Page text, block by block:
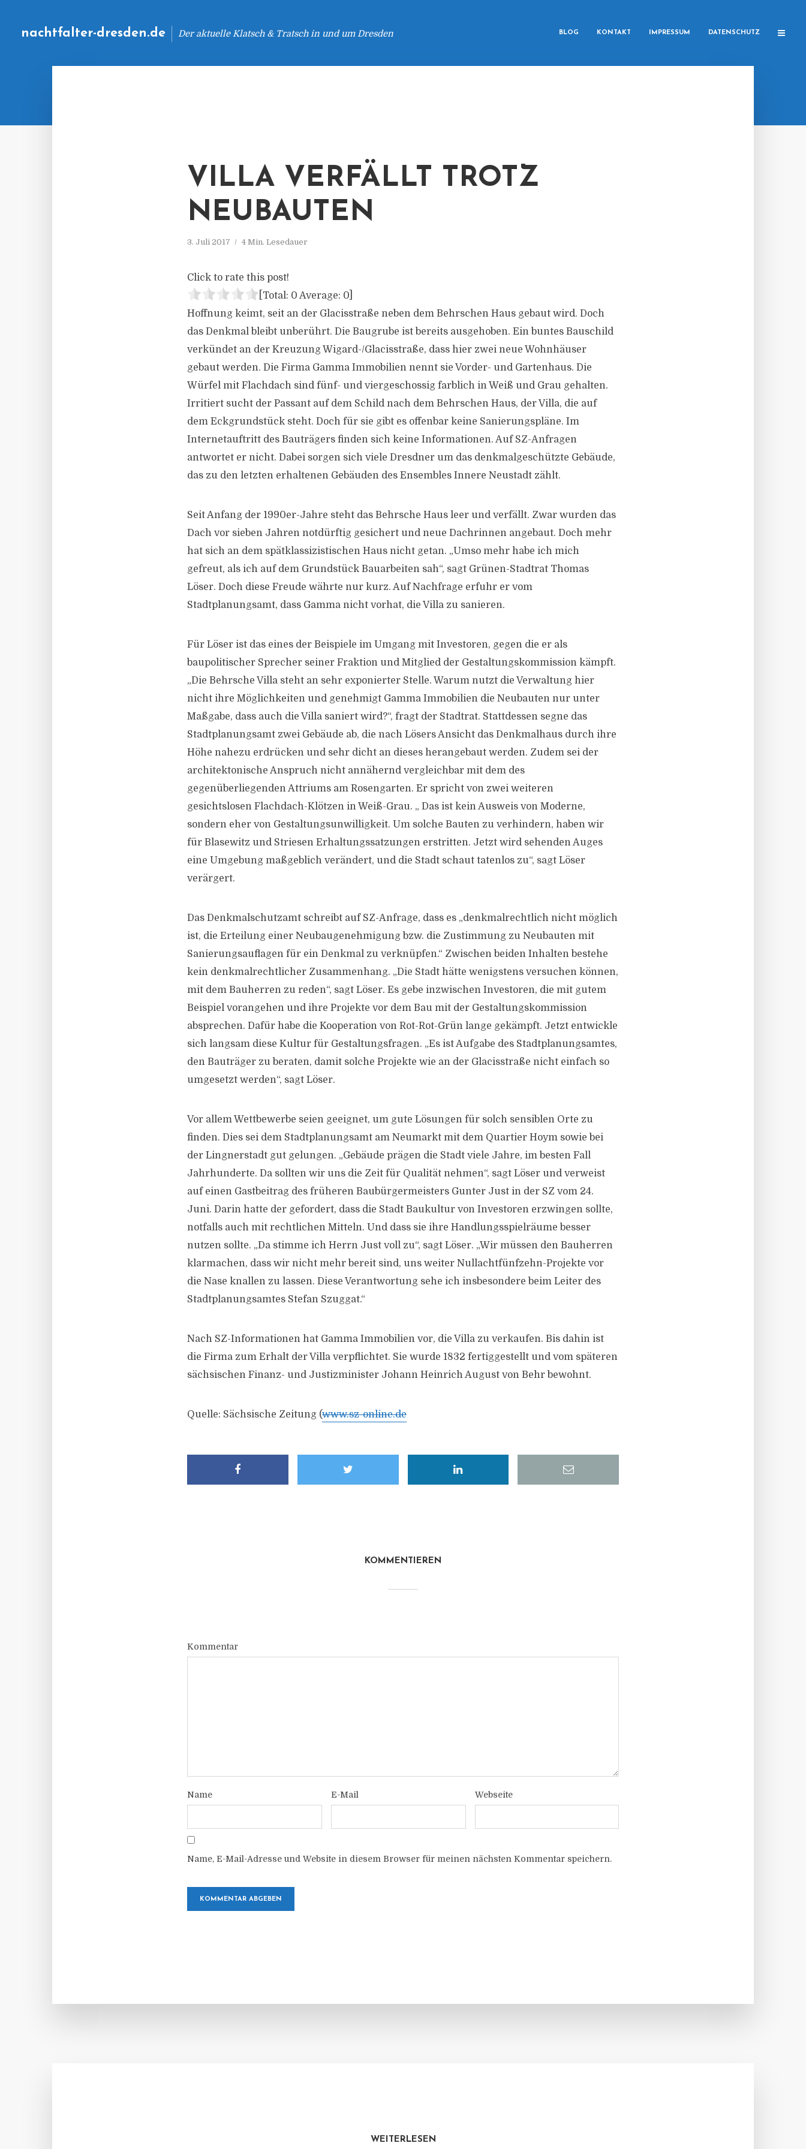
nachtfalter-dresden.de Der aktuelle Klatsch & Tratsch in und um Dresden BLOG KONTAKT IMPRESSUM DATENSCHUTZ
VILLA VERFÄLLT TROTZ
NEUBAUTEN
3. Juli 2017 4 Min. Lesedauer
Click to rate this post!
[Total: 0 Average: 0
Hoffnung keimt, seit an der Glacisstraße neben dem Behrschen Haus gebaut wird. Doch
das Denkmal bleibt unberührt. Die Baugrube ist bereits ausgehoben. Ein buntes Bauschild
verkündet an der Kreuzung Wigard-/Glacisstraße, dass hier zwei neue Wohnhäuser
gebaut werden. Die Firma Gamma Immobilien nennt sie Vorder- und Gartenhaus. Die
Würfel mit Flachdach sind fünf- und viergeschossig farblich in Weiß und Grau gehalten.
Irritiert sucht der Passant auf dem Schild nach dem Behrschen Haus, der Villa, die auf
dem Eckgrundstück steht. Doch für sie gibt es offenbar keine Sanierungspläne. Im
Internetauftritt des Bauträgers finden sich keine Informationen. Auf SZ-Anfragen
antwortet er nicht. Dabei sorgen sich viele Dresdner um das denkmalgeschützte Gebäude,
das zu den letzten erhaltenen Gebäuden des Ensembles Innere Neustadt zählt.
Seit Anfang der 1990er-Jahre steht das Behrsche Haus leer und verfällt. Zwar wurden das
Dach vor sieben Jahren notdürftig gesichert und neue Dachrinnen angebaut. Doch mehr
hat sich an dem spätklassizistischen Haus nicht getan. „Umso mehr habe ich mich
gefreut, als ich auf dem Grundstück Bauarbeiten sah“, sagt Grünen-Stadtrat Thomas
Löser. Doch diese Freude währte nur kurz. Auf Nachfrage erfuhr er vom
Stadtplanungsamt, dass Gamma nicht vorhat, die Villa zu sanieren.
Für Löser ist das eines der Beispiele im Umgang mit Investoren, gegen die er als
baupolitischer Sprecher seiner Fraktion und Mitglied der Gestaltungskommission kämpft.
„Die Behrsche Villa steht an sehr exponierter Stelle. Warum nutzt die Verwaltung hier
nicht ihre Möglichkeiten und genehmigt Gamma Immobilien die Neubauten nur unter
Maßgabe, dass auch die Villa saniert wird?“, fragt der Stadtrat. Stattdessen segne das
Stadtplanungsamt zwei Gebäude ab, die nach Lösers Ansicht das Denkmalhaus durch ihre
Höhe nahezu erdrücken und sehr dicht an dieses herangebaut werden. Zudem sei der
architektonische Anspruch nicht annähernd vergleichbar mit dem des
gegenüberliegenden Attriums am Rosengarten. Er spricht von zwei weiteren
gesichtslosen Flachdach-Klötzen in Weiß-Grau. „ Das ist kein Ausweis von Moderne,
sondern eher von Gestaltungsunwilligkeit. Um solche Bauten zu verhindern, haben wir
für Blasewitz und Striesen Erhaltungssatzungen erstritten. Jetzt wird sehenden Auges
eine Umgebung maßgeblich verändert, und die Stadt schaut tatenlos zu“, sagt Löser
verärgert.
Das Denkmalschutzamt schreibt auf SZ-Anfrage, dass es „denkmalrechtlich nicht möglich
ist, die Erteilung einer Neubaugenehmigung bzw. die Zustimmung zu Neubauten mit
Sanierungsauflagen für ein Denkmal zu verknüpfen.“ Zwischen beiden Inhalten bestehe
kein denkmalrechtlicher Zusammenhang. „Die Stadt hätte wenigstens versuchen können,
mit dem Bauherren zu reden“, sagt Löser. Es gebe inzwischen Investoren, die mit gutem
Beispiel vorangehen und ihre Projekte vor dem Bau mit der Gestaltungskommission
absprechen. Dafür habe die Kooperation von Rot-Rot-Grün lange gekämpft. Jetzt entwickle
sich langsam diese Kultur für Gestaltungsfragen. „Es ist Aufgabe des Stadtplanungsamtes,
den Bauträger zu beraten, damit solche Projekte wie an der Glacisstraße nicht einfach so
umgesetzt werden“, sagt Löser.
Vor allem Wettbewerbe seien geeignet, um gute Lösungen für solch sensiblen Orte zu
finden. Dies sei dem Stadtplanungsamt am Neumarkt mit dem Quartier Hoym sowie bei
der Lingnerstadt gut gelungen. „Gebäude prägen die Stadt viele Jahre, im besten Fall
Jahrhunderte. Da sollten wir uns die Zeit für Qualität nehmen“, sagt Löser und verweist
auf einen Gastbeitrag des früheren Baubürgermeisters Gunter Just in der SZ vom 24.
Juni. Darin hatte der gefordert, dass die Stadt Baukultur von Investoren erzwingen sollte,
notfalls auch mit rechtlichen Mitteln. Und dass sie ihre Handlungsspielräume besser
nutzen sollte. „Da stimme ich Herrn Just voll zu“, sagt Löser. „Wir müssen den Bauherren
klarmachen, dass wir nicht mehr bereit sind, uns weiter Nullachtfünfzehn-Projekte vor
die Nase knallen zu lassen. Diese Verantwortung sehe ich insbesondere beim Leiter des
Stadtplanungsamtes Stefan Szuggat.“
Nach SZ-Informationen hat Gamma Immobilien vor, die Villa zu verkaufen. Bis dahin ist
die Firma zum Erhalt der Villa verpflichtet. Sie wurde 1832 fertiggestellt und vom späteren
sächsischen Finanz- und Justizminister Johann Heinrich August von Behr bewohnt.
Quelle: Sächsische Zeitung (www.sz-online.de
KOMMENTIEREN
Kommentar
Name E-Mail Webseite
Name, E-Mail-Adresse und Website in diesem Browser für meinen nächsten Kommentar speichern.
WEITERLESEN